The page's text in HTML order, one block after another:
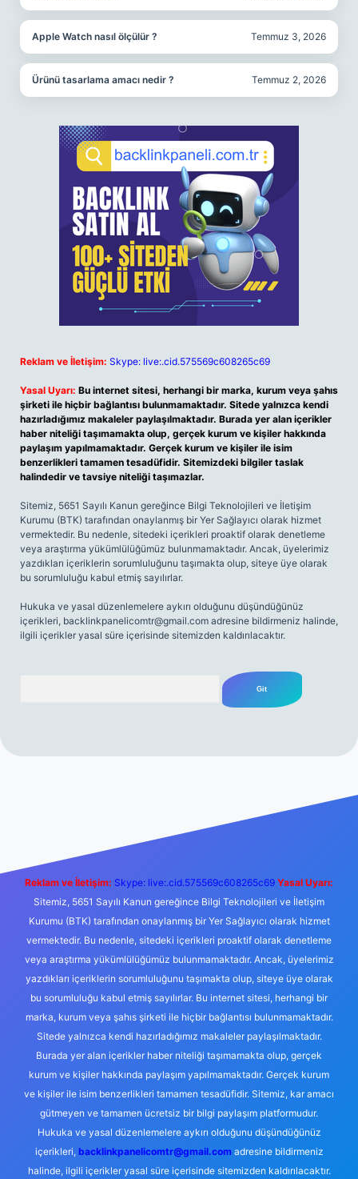
Apple Watch nasıl ölçülür ? Temmuz 3, 2026
Ürünü tasarlama amacı nedir ? Temmuz 2, 2026
Reklam ve İletişim: Skype: live:.cid.575569c608265c69
Yasal Uyarı: Bu internet sitesi, herhangi bir marka, kurum veya şahıs
şirketi ile hiçbir bağlantısı bulunmamaktadır. Sitede yalnızca kendi
hazırladığımız makaleler paylaşılmaktadır. Burada yer alan içerikler
haber niteliği taşımamakta olup, gerçek kurum ve kişiler hakkında
paylaşım yapılmamaktadır. Gerçek kurum ve kişiler ile isim
benzerlikleri tamamen tesadüfidir. Sitemizdeki bilgiler taslak
halindedir ve tavsiye niteliği taşımazlar.
Sitemiz, 5651 Sayılı Kanun gereğince Bilgi Teknolojileri ve İletişim
Kurumu (BTK) tarafından onaylanmış bir Yer Sağlayıcı olarak hizmet
vermektedir. Bu nedenle, sitedeki içerikleri proaktif olarak denetleme
veya araştırma yükümlülüğümüz bulunmamaktadır. Ancak, üyelerimiz
yazdıkları içeriklerin sorumluluğunu taşımakta olup, siteye üye olarak
bu sorumluluğu kabul etmiş sayılırlar.
Hukuka ve yasal düzenlemelere aykırı olduğunu düşündüğünüz
içerikleri, backlinkpanelicomtr@gmail.com adresine bildirmeniz halinde,
ilgili içerikler yasal süre içerisinde sitemizden kaldırılacaktır.
Reklam ve İletişim: Skype: live:.cid.575569c608265c69 Yasal Uyarı:
Sitemiz, 5651 Sayılı Kanun gereğince Bilgi Teknolojileri ve İletişim
Kurumu (BTK) tarafından onaylanmış bir Yer Sağlayıcı olarak hizmet
vermektedir. Bu nedenle, sitedeki içerikleri proaktif olarak denetleme
veya araştırma yükümlülüğümüz bulunmamaktadır. Ancak, üyelerimiz
yazdıkları içeriklerin sorumluluğunu taşımakta olup, siteye üye olarak
bu sorumluluğu kabul etmiş sayılırlar. Bu internet sitesi, herhangi bir
marka, kurum veya şahıs şirketi ile hiçbir bağlantısı bulunmamaktadır.
Sitede yalnızca kendi hazırladığımız makaleler paylaşılmaktadır.
Burada yer alan içerikler haber niteliği taşımamakta olup, gerçek
kurum ve kişiler hakkında paylaşım yapılmamaktadır. Gerçek kurum
ve kişiler ile isim benzerlikleri tamamen tesadüfidir. Sitemiz, kar amacı
gütmeyen ve tamamen ücretsiz bir bilgi paylaşım platformudur.
Hukuka ve yasal düzenlemelere aykırı olduğunu düşündüğünüz
içerikleri, backlinkpanelicomtr@gmail.comadresine bildirmeniz
halinde, ilgili içerikler yasal süre içerisinde sitemizden kaldırılacaktır.